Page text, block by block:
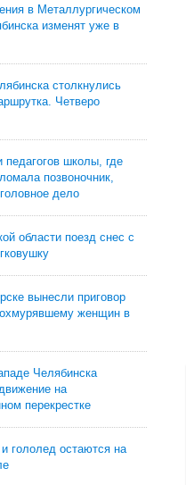
в Металлургическом
изменят уже в
столкнулись
Четверо
педагогов школы, где
позвоночник,
дело
области поезд снес с
вынесли приговор
женщин в
Челябинска
на
перекрестке
гололед остаются на